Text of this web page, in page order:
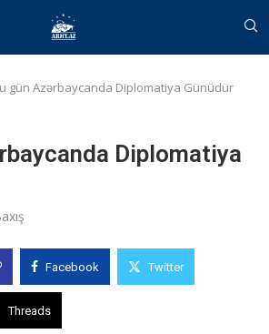
gün Azərbaycanda Diplomatiya Günüdür
Diplomatiya
Facebook Twitter
Threads